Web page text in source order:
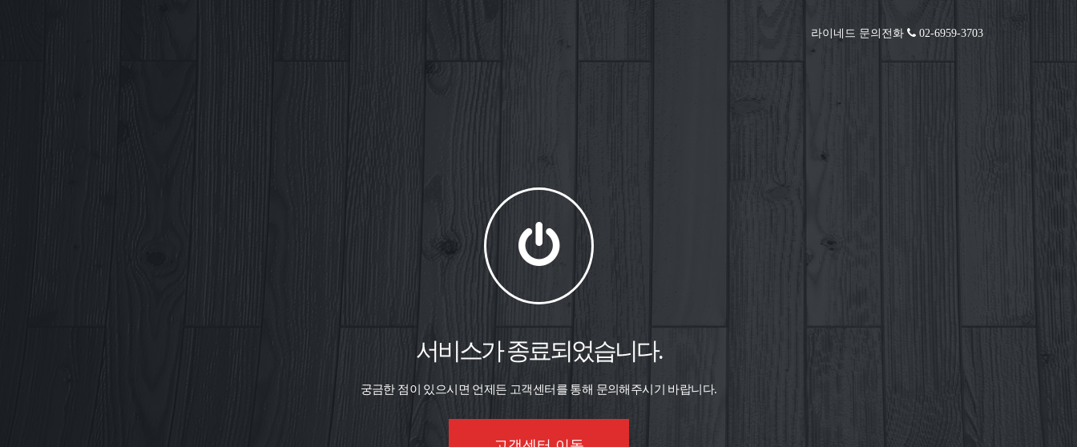
라이네드 문의전화 02-6959-3703
서비스가 종료되었습니다.
궁금한 점이 있으시면 언제든 고객센터를 통해 문의해주시기 바랍니다.